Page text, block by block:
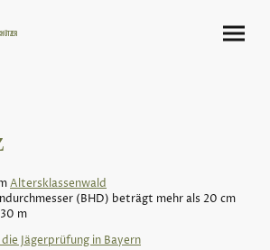
Altersklassenwald
(BHD) beträgt mehr als 20 cm
m
Jägerprüfung in Bayern